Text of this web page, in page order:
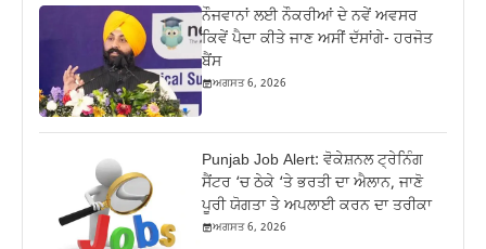
ਨੌਜਵਾਨਾਂ ਲਈ ਨੌਕਰੀਆਂ ਦੇ ਨਵੇਂ ਅਵਸਰ
ਕਿਵੇਂ ਪੈਦਾ ਕੀਤੇ ਜਾਣ ਅਸੀਂ ਦੱਸਾਂਗੇ- ਹਰਜੋਤ
ਬੈਂਸ
ਅਗਸਤ 6, 2026
Punjab Job Alert: ਵੋਕੇਸ਼ਨਲ ਟ੍ਰੇਨਿੰਗ
ਸੈਂਟਰ ‘ਚ ਠੇਕੇ ‘ਤੇ ਭਰਤੀ ਦਾ ਐਲਾਨ, ਜਾਣੋ
ਪੂਰੀ ਯੋਗਤਾ ਤੇ ਅਪਲਾਈ ਕਰਨ ਦਾ ਤਰੀਕਾ
ਅਗਸਤ 6, 2026